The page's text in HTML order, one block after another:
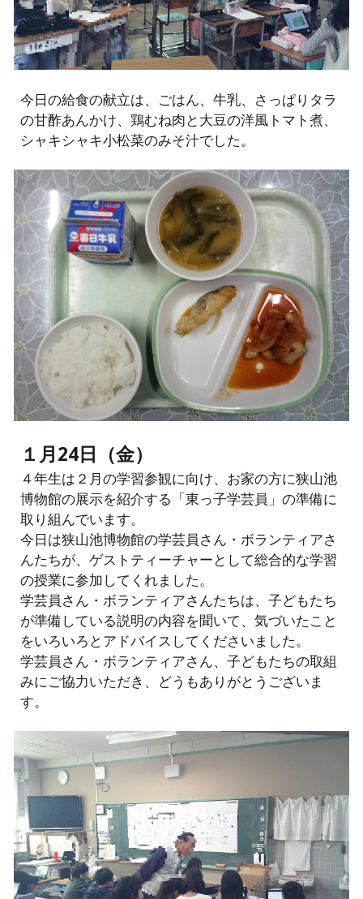
今日の給食の献立は、ごはん、牛乳、さっぱりタラ
の甘酢あんかけ、鶏むね肉と大豆の洋風トマト煮、
シャキシャキ小松菜のみそ汁でした。
１月24日（金）
４年生は２月の学習参観に向け、お家の方に狭山池
博物館の展示を紹介する「東っ子学芸員」の準備に
取り組んでいます。
今日は狭山池博物館の学芸員さん・ボランティアさ
んたちが、ゲストティーチャーとして総合的な学習
の授業に参加してくれました。
学芸員さん・ボランティアさんたちは、子どもたち
が準備している説明の内容を聞いて、気づいたこと
をいろいろとアドバイスしてくださいました。
学芸員さん・ボランティアさん、子どもたちの取組
みにご協力いただき、どうもありがとうございま
す。